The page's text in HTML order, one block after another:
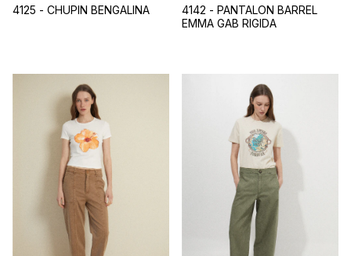
4125 - CHUPIN BENGALINA
4142 - PANTALON BARREL
EMMA GAB RIGIDA